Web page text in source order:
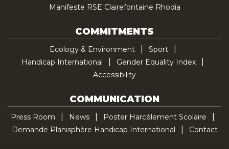
Manifeste RSE Clairefontaine Rhodia
COMMITMENTS
Ecology & Environment
Sport
Handicap International
Gender Equality Index
Accessibility
COMMUNICATION
Press Room News
Poster Harcèlement Scolaire
Demande Planisphère Handicap International
Contact